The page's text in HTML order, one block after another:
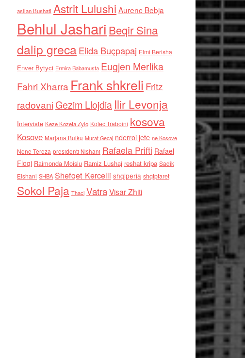
asllan Bushati Astrit Lulushi Aurenc Bebja
Behlul Jashari Beqir Sina
dalip grecaElida Buçpapaj Elmi Berisha
Enver Bytyci Ermira Babamusta Eugjen Merlika
Fahri Xharra Frank shkreli Fritz
radovaniGezim Llojdia Ilir Levonja
Interviste Keze Kozeta Zylo Kolec Traboini kosova
Kosove Marjana Bulku Murat Gecaj nderroi jete ne Kosove
Nene Tereza presidenti Nishani Rafaela Prifti Rafael
Floqi Raimonda Moisiu Ramiz Lushaj reshat kripa Sadik
Elshani SHBA Shefqet Kercelli shqiperia shqiptaret
Sokol Paja Thaci VatraVisar Zhiti